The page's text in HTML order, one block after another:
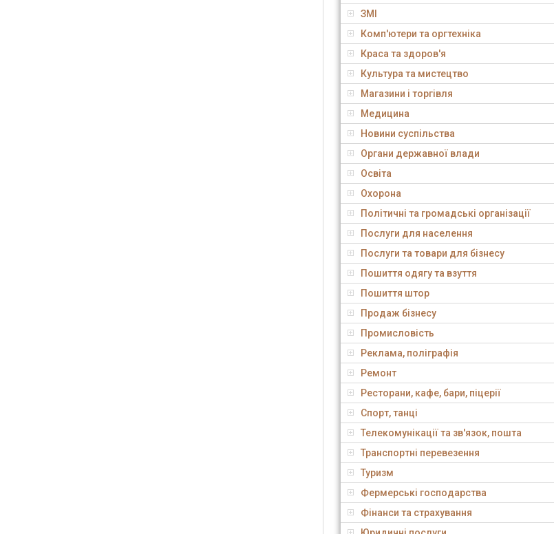
ЗМІ
Комп'ютери та оргтехніка
Краса та здоров'я
Культура та мистецтво
Магазини і торгівля
Медицина
Новини суспільства
Органи державної влади
Освіта
Охорона
Політичні та громадські організації
Послуги для населення
Послуги та товари для бізнесу
Пошиття одягу та взуття
Пошиття штор
Продаж бізнесу
Промисловість
Реклама, поліграфія
Ремонт
Ресторани, кафе, бари, піцерії
Спорт, танці
Телекомунікації та зв'язок, пошта
Транспортні перевезення
Туризм
Фермерські господарства
Фінанси та страхування